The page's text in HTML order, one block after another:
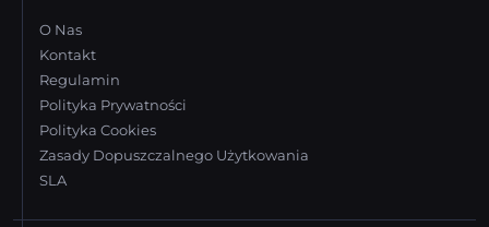
O Nas
Kontakt
Regulamin
Polityka Prywatności
Polityka Cookies
Zasady Dopuszczalnego Użytkowania
SLA